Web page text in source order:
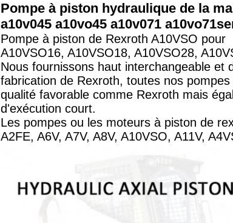
Pompe à piston hydraulique de la
a10v045 a10vo45 a10v071
Pompe à piston de Rexroth A10VSO pour
A10VSO16, A10VSO18, A10VSO28,
Nous fournissons haut interchangeable
fabrication de Rexroth, toutes nos
qualité favorable comme Rexroth mais
d'exécution court.
Les pompes ou les moteurs à piston de
A2FE, A6V, A7V, A8V, A10VSO, A11V,